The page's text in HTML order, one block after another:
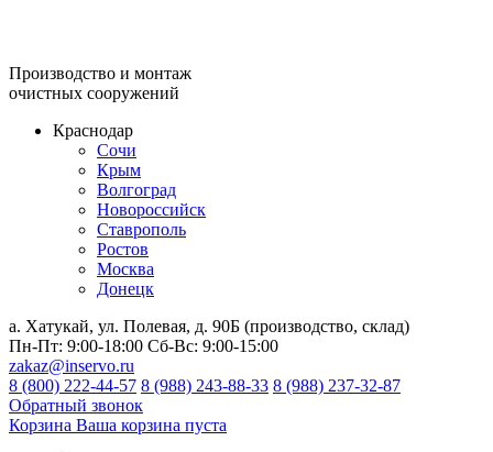
Производство и монтаж
очистных сооружений
Краснодар
Сочи
Крым
Волгоград
Новороссийск
Ставрополь
Ростов
Москва
Донецк
а. Хатукай, ул. Полевая, д. 90Б (производство, склад)
Пн-Пт: 9:00-18:00 Сб-Вс: 9:00-15:00
zakaz@inservo.ru
8 (800) 222-44-57 8 (988) 243-88-33 8 (988) 237-32-87
Обратный звонок
Корзина Ваша корзина пуста